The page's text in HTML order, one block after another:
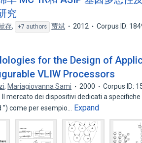
究
存, +7 authors 贾斌 2012 Corpus ID:
for the Design of
VLIW Processors
, Mariagiovanna Sami 2000
Corpus ID:
mercato dei dispositivi dedicati a
") come per esempio…
Expand